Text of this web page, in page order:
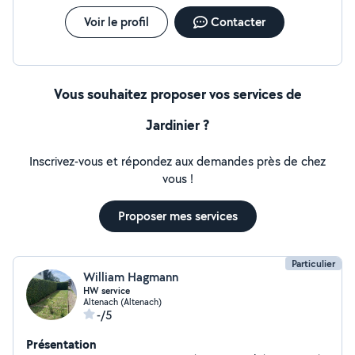
Voir le profil Contacter
Vous souhaitez proposer vos services de
Jardinier ?
Inscrivez-vous et répondez aux demandes près de chez
vous !
Proposer mes services
Particulier
William Hagmann
HW service
Altenach (Altenach)
-/5
Présentation